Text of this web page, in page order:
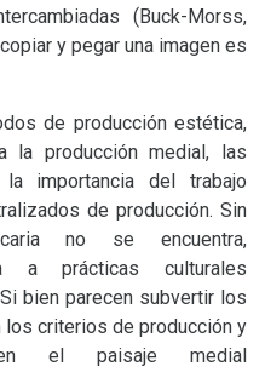
(Buck-Morss,
y pegar una imagen es
de producción estética,
la producción medial, las
importancia del trabajo
de producción. Sin
no se encuentra,
a prácticas culturales
bien parecen subvertir los
criterios de producción y
en el paisaje medial